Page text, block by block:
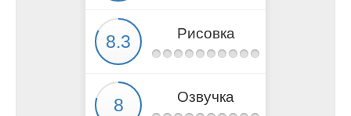
Рисовка
Озвучка